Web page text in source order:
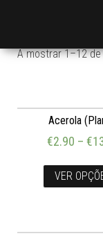
A mostrar 1–12
Acerola
€2.90 – €
VER